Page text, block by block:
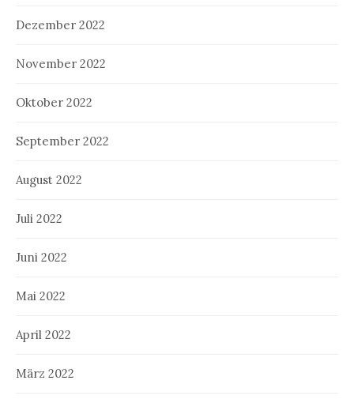
Dezember 2022
November 2022
Oktober 2022
September 2022
August 2022
Juli 2022
Juni 2022
Mai 2022
April 2022
März 2022